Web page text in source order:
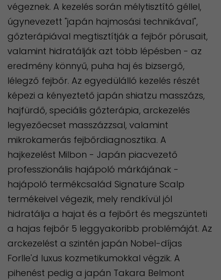
végeznek. A kezelés során mélytisztító géllel,
úgynevezett "japán hajmosási technikával",
gőzterápiával megtisztítják a fejbőr pórusait,
valamint hidratálják azt több lépésben - az
eredmény könnyű, puha haj és bizsergő,
lélegző fejbőr. Az egyedülálló kezelés részét
képezi a kényeztető japán shiatzu masszázs,
hajfürdő, speciális gőzterápia, arckezelés
legyezőecset masszázzsal, valamint
mikrokamerás fejbőrdiagnosztika. A
hajkezelést Milbon - Japán piacvezető
professzionális hajápoló márkájának -
hajápoló termékcsalád Signature Scalp
termékeivel végezik, mely rendkívül jól
hidratálja a hajat és a fejbőrt és megszünteti
a hajas fejbőr 5 leggyakoribb problémáját. Az
arckezelést a szintén japán Nobel-díjas
Forlle'd luxus kozmetikumokkal végzik. A
pihenést pedig a japán Takara Belmont